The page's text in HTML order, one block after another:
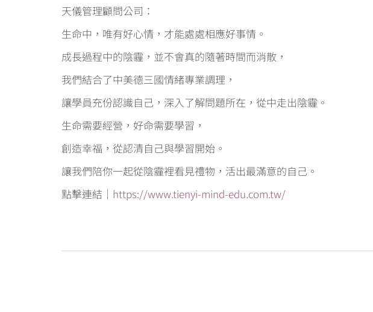
天儀管理顧問公司：
生命中，唯有好心情，才能處處相應好事情。
成長過程中的陰霾，並不會真的隨著時間而消散，
我們結合了中美德三國情緒專業調理，
讓學員充份認識自己，深入了解問題所在，從中走出陰霾。
生命需要經營，好命需要學習，
創造幸福，從認清自己與學習開始。
讓我們陪你一起從陰霾裡看見禮物，活出最滿意的自己。
點擊連結｜ https://www.tienyi-mind-edu.com.tw/